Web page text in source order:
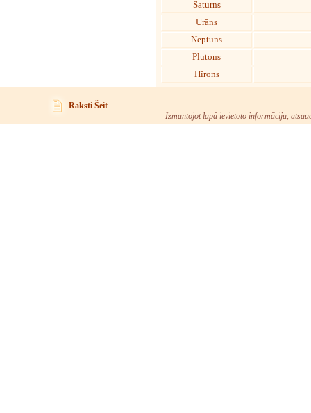
Saturns
Urāns
Neptūns
Plutons
Hīrons
Raksti Šeit
Izmantojot lapā ievietoto informāciju,